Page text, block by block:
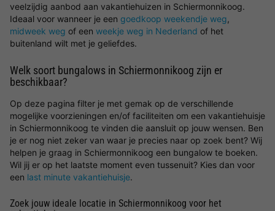
veelzijdig aanbod aan vakantiehuizen in Schiermonnikoog.
Ideaal voor wanneer je een goedkoop weekendje weg,
midweek weg of een weekje weg in Nederland of het
buitenland wilt met je geliefdes.
Welk soort bungalows in Schiermonnikoog zijn er
beschikbaar?
Op deze pagina filter je met gemak op de verschillende
mogelijke voorzieningen en/of faciliteiten om een vakantiehuisje
in Schiermonnikoog te vinden die aansluit op jouw wensen. Ben
je er nog niet zeker van waar je precies naar op zoek bent? Wij
helpen je graag in Schiermonnikoog een bungalow te boeken.
Wil jij er op het laatste moment even tussenuit? Kies dan voor
een last minute vakantiehuisje.
Zoek jouw ideale locatie in Schiermonnikoog voor het